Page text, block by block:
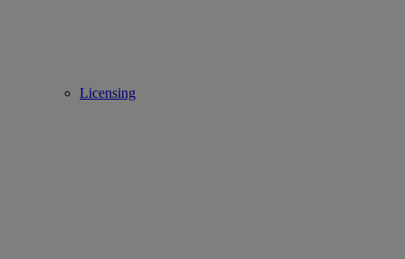
Licensing